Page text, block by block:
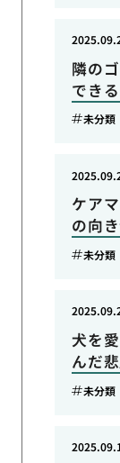
隣の
でき
未分類
ケア
の向
未分類
犬を
んだ
未分類